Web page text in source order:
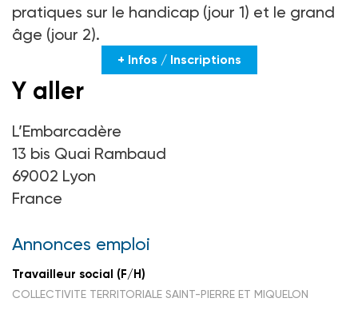
pratiques sur le handicap (jour 1) et le grand
âge (jour 2).
+ Infos / Inscriptions
Y aller
L’Embarcadère
13 bis Quai Rambaud
69002 Lyon
France
Annonces emploi
Travailleur social (F/H)
COLLECTIVITE TERRITORIALE SAINT-PIERRE ET MIQUELON